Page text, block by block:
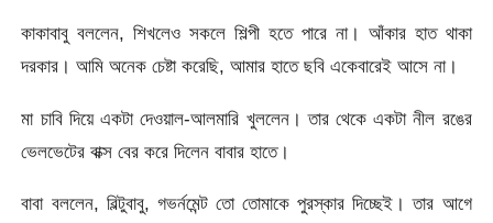
কাকাবাবু বললেন, শিখলেও সকলে শিল্পী হতে পারে না। আঁকার হাত থাকা
দরকার। আমি অনেক চেষ্টা করেছি, আমার হাতে ছবি একেবারেই আসে না।
মা চাবি দিয়ে একটা দেওয়াল-আলমারি খুললেন। তার থেকে একটা নীল রঙের
ভেলভেটের বাক্স বের করে দিলেন বাবার হাতে।
বাবা বললেন, বিল্টুবাবু, গভর্নমেন্ট তো তোমাকে পুরস্কার দিচ্ছেই। তার আগে